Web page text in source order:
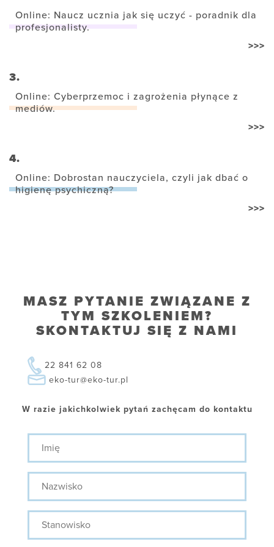
Online: Naucz ucznia jak się uczyć - poradnik dla
profesjonalisty.
>>>
3.
Online: Cyberprzemoc i zagrożenia płynące z
mediów.
>>>
4.
Online: Dobrostan nauczyciela, czyli jak dbać o
higienę psychiczną?
>>>
MASZ PYTANIE ZWIĄZANE Z
TYM SZKOLENIEM?
SKONTAKTUJ SIĘ Z NAMI
22 841 62 08
eko-tur@eko-tur.pl
W razie jakichkolwiek pytań zachęcam do kontaktu
Imię
Nazwisko
Stanowisko